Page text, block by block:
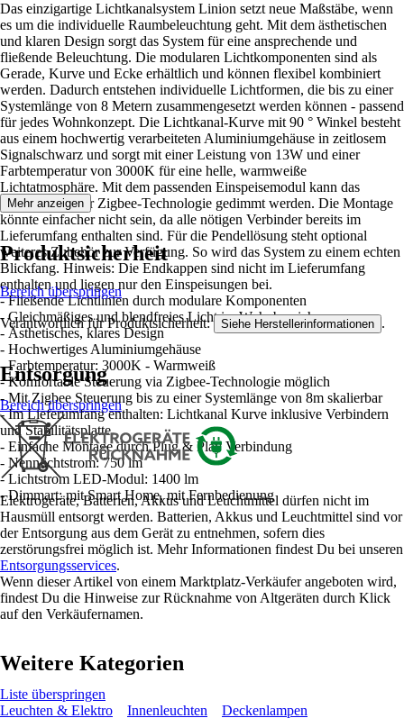
Das einzigartige Lichtkanalsystem Linion setzt neue Maßstäbe, wenn
es um die individuelle Raumbeleuchtung geht. Mit dem ästhetischen
und klaren Design sorgt das System für eine ansprechende und
fließende Beleuchtung. Die modularen Lichtkomponenten sind als
Gerade, Kurve und Ecke erhältlich und können flexibel kombiniert
werden. Dadurch entstehen individuelle Lichtformen, die bis zu einer
Systemlänge von 8 Metern zusammengesetzt werden können - passend
für jedes Wohnkonzept. Die Lichtkanal-Kurve mit 90 ° Winkel besteht
aus einem hochwertig verarbeiteten Aluminiumgehäuse in zeitlosem
Signalschwarz und sorgt mit einer Leistung von 13W und einer
Farbtemperatur von 3000K für eine helle, warmweiße
Lichtatmosphäre. Mit dem passenden Einspeisemodul kann das
System auch per Zigbee-Technologie gedimmt werden. Die Montage
könnte einfacher nicht sein, da alle nötigen Verbinder bereits im
Lieferumfang enthalten sind. Für die Pendellösung steht optional
weiteres Zubehör zur Verfügung. So wird das System zu einem echten
Blickfang. Hinweis: Die Endkappen sind nicht im Lieferumfang
enthalten und liegen nur den Einspeisungen bei.
- Fließende Lichtlinien durch modulare Komponenten
- Gleichmäßiges und blendfreies Licht im Wohnbereich
- Ästhetisches, klares Design
- Hochwertiges Aluminiumgehäuse
- Farbtemperatur: 3000K - Warmweiß
- Komfortable Steuerung via Zigbee-Technologie möglich
- Mit Zigbee Steuerung bis zu einer Systemlänge von 8m skalierbar
- Im Lieferumfang enthalten: Lichtkanal Kurve inklusive Verbindern
und Stabilitätsplatte
- Einfache Montage durch Plug & Play Verbindung
- Nennlichtstrom: 750 lm
- Lichtstrom LED-Modul: 1400 lm
- Dimmart: mit Smart Home, mit Fernbedienung
Mehr anzeigen
Produktsicherheit
Bereich überspringen
Verantwortlich für Produktsicherheit: Siehe Herstellerinformationen .
Entsorgung
Bereich überspringen
Elektrogeräte, Batterien, Akkus und Leuchtmittel dürfen nicht im
Hausmüll entsorgt werden. Batterien, Akkus und Leuchtmittel sind vor
der Entsorgung aus dem Gerät zu entnehmen, sofern dies
zerstörungsfrei möglich ist. Mehr Informationen findest Du bei unseren
Entsorgungsservices.
Wenn dieser Artikel von einem Marktplatz-Verkäufer angeboten wird,
findest Du die Hinweise zur Rücknahme von Altgeräten durch Klick
auf den Verkäufernamen.
Weitere Kategorien
Liste überspringen
Leuchten & Elektro
Innenleuchten Deckenlampen